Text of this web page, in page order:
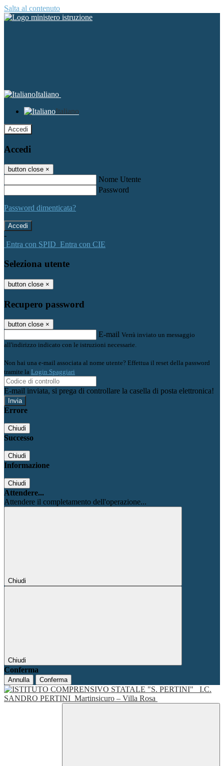
Salta al contenuto
Italiano
Italiano
Accedi
Accedi
button close ×
Nome Utente
Password
Password dimenticata?
-
Entra con SPID Entra con CIE
Seleziona utente
button close ×
Recupero password
button close ×
E-mail Verrà inviato un messaggio
all'indirizzo indicato con le istruzioni necessarie.
Non hai una e-mail associata al nome utente? Effettua il reset della password
tramite la Login Spaggiari
E-mail inviata, si prega di controllare la casella di posta elettronica!
Errore
Chiudi
Successo
Chiudi
Informazione
Chiudi
Attendere...
Attendere il completamento dell'operazione...
Chiudi
Chiudi
Conferma
Annulla Conferma
I.C.
SANDRO PERTINI Martinsicuro – Villa Rosa